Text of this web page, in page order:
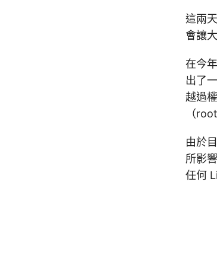
這兩
會讓
在今
出了
越過
（
由於
所影
任何